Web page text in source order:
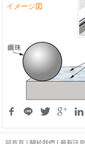
イメージ図